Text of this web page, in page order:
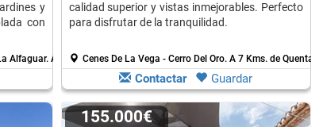
y
con
Alfaguar. A 5 Kms. de Quentar
calidad superior y vistas inmejorables. Perfecto
para disfrutar de la tranquilidad.
Cenes De La Vega - Cerro Del Oro. A 7 Kms. de Quentar
Contactar Guardar
155.000€